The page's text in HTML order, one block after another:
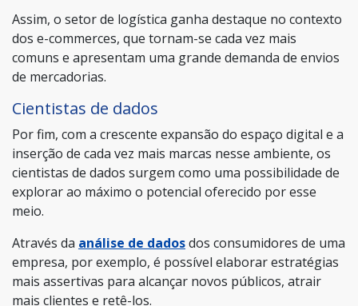
Assim, o setor de logística ganha destaque no contexto
dos e-commerces, que tornam-se cada vez mais
comuns e apresentam uma grande demanda de envios
de mercadorias.
Cientistas de dados
Por fim, com a crescente expansão do espaço digital e a
inserção de cada vez mais marcas nesse ambiente, os
cientistas de dados surgem como uma possibilidade de
explorar ao máximo o potencial oferecido por esse
meio.
Através da análise de dadosdos consumidores de uma
empresa, por exemplo, é possível elaborar estratégias
mais assertivas para alcançar novos públicos, atrair
mais clientes e retê-los.